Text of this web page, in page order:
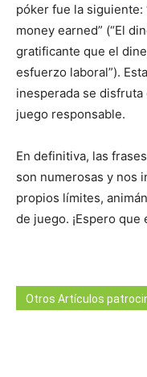
póker fue la siguiente:
money earned” (“El
gratificante que el
esfuerzo laboral”).
inesperada se
juego responsable.
En definitiva, las
son numerosas y nos
propios límites,
de juego. ¡Espero
Otros Artículos